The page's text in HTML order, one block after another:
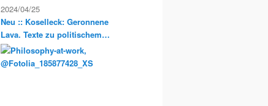
2024/04/25
Neu :: Koselleck: Geronnene
Lava. Texte zu politischem
Totenkult und Erinnerung